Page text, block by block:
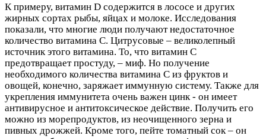
К примеру, витамин D содержится в лососе и других
жирных сортах рыбы, яйцах и молоке. Исследования
показали, что многие люди получают недостаточное
количество витамина C. Цитрусовые – великолепный
источник этого витамина. То, что витамин С
предотвращает простуду, – миф. Но получение
необходимого количества витамина C из фруктов и
овощей, конечно, заряжает иммунную систему. Также для
укрепления иммунитета очень важен цинк - он имеет
антивирусное и антитоксическое действие. Получить его
можно из морепродуктов, из неочищенного зерна и
пивных дрожжей. Кроме того, пейте томатный сок – он